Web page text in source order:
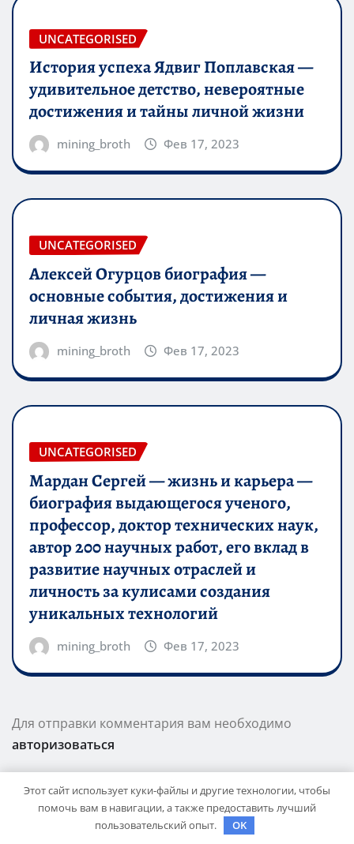
UNCATEGORISED
История успеха Ядвиг Поплавская —
удивительное детство, невероятные
достижения и тайны личной жизни
mining_broth Фев 17, 2023
UNCATEGORISED
Алексей Огурцов биография —
основные события, достижения и
личная жизнь
mining_broth Фев 17, 2023
UNCATEGORISED
Мардан Сергей — жизнь и карьера —
биография выдающегося ученого,
профессор, доктор технических наук,
автор 200 научных работ, его вклад в
развитие научных отраслей и
личность за кулисами создания
уникальных технологий
mining_broth Фев 17, 2023
Для отправки комментария вам необходимо
авторизоваться
ПОИСК
Этот сайт использует куки-файлы и другие технологии, чтобы
помочь вам в навигации, а также предоставить лучший
пользовательский опыт.
OK